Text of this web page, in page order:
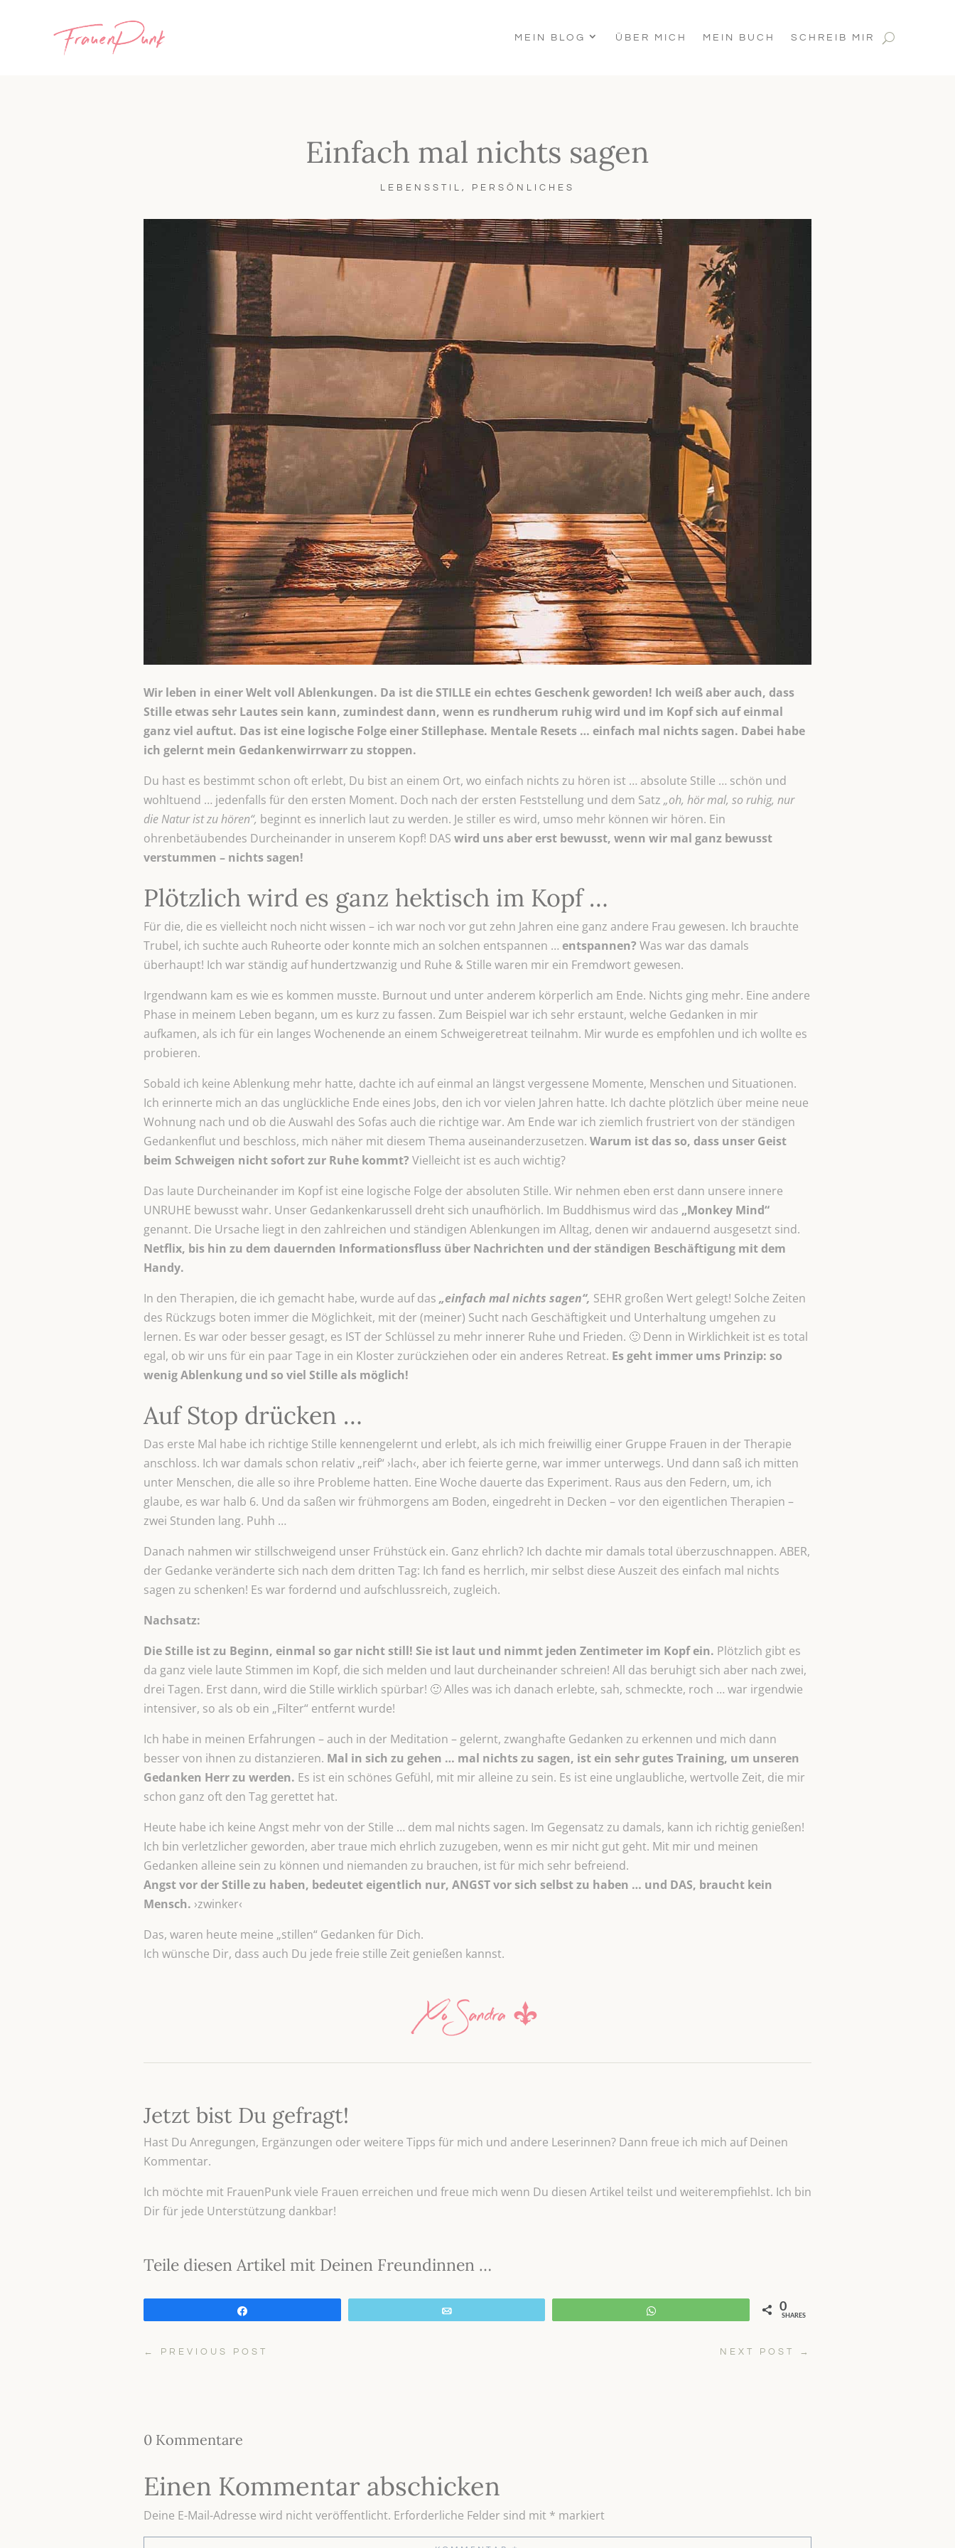
MEIN BLOG ÜBER MICH MEIN BUCH SCHREIB MIR
Einfach mal nichts sagen
LEBENSSTIL , PERSÖNLICHES
Wir leben in einer Welt voll Ablenkungen. Da ist die STILLE ein echtes Geschenk geworden! Ich weiß aber auch, dass
Stille etwas sehr Lautes sein kann, zumindest dann, wenn es rundherum ruhig wird und im Kopf sich auf einmal
ganz viel auftut. Das ist eine logische Folge einer Stillephase. Mentale Resets … einfach mal nichts sagen. Dabei habe
ich gelernt mein Gedankenwirrwarr zu stoppen.
Du hast es bestimmt schon oft erlebt, Du bist an einem Ort, wo einfach nichts zu hören ist … absolute Stille … schön und
wohltuend … jedenfalls für den ersten Moment. Doch nach der ersten Feststellung und dem Satz „oh, hör mal, so ruhig, nur
die Natur ist zu hören“, beginnt es innerlich laut zu werden. Je stiller es wird, umso mehr können wir hören. Ein
ohrenbetäubendes Durcheinander in unserem Kopf! DAS wird uns aber erst bewusst, wenn wir mal ganz bewusst
verstummen – nichts sagen!
Plötzlich wird es ganz hektisch im Kopf …
Für die, die es vielleicht noch nicht wissen – ich war noch vor gut zehn Jahren eine ganz andere Frau gewesen. Ich brauchte
Trubel, ich suchte auch Ruheorte oder konnte mich an solchen entspannen … entspannen? Was war das damals
überhaupt! Ich war ständig auf hundertzwanzig und Ruhe & Stille waren mir ein Fremdwort gewesen.
Irgendwann kam es wie es kommen musste. Burnout und unter anderem körperlich am Ende. Nichts ging mehr. Eine andere
Phase in meinem Leben begann, um es kurz zu fassen. Zum Beispiel war ich sehr erstaunt, welche Gedanken in mir
aufkamen, als ich für ein langes Wochenende an einem Schweigeretreat teilnahm. Mir wurde es empfohlen und ich wollte es
probieren.
Sobald ich keine Ablenkung mehr hatte, dachte ich auf einmal an längst vergessene Momente, Menschen und Situationen.
Ich erinnerte mich an das unglückliche Ende eines Jobs, den ich vor vielen Jahren hatte. Ich dachte plötzlich über meine neue
Wohnung nach und ob die Auswahl des Sofas auch die richtige war. Am Ende war ich ziemlich frustriert von der ständigen
Gedankenflut und beschloss, mich näher mit diesem Thema auseinanderzusetzen. Warum ist das so, dass unser Geist
beim Schweigen nicht sofort zur Ruhe kommt? Vielleicht ist es auch wichtig?
Das laute Durcheinander im Kopf ist eine logische Folge der absoluten Stille. Wir nehmen eben erst dann unsere innere
UNRUHE bewusst wahr. Unser Gedankenkarussell dreht sich unaufhörlich. Im Buddhismus wird das „Monkey Mind“
genannt. Die Ursache liegt in den zahlreichen und ständigen Ablenkungen im Alltag, denen wir andauernd ausgesetzt sind.
Netflix, bis hin zu dem dauernden Informationsfluss über Nachrichten und der ständigen Beschäftigung mit dem
Handy.
In den Therapien, die ich gemacht habe, wurde auf das „einfach mal nichts sagen“, SEHR großen Wert gelegt! Solche Zeiten
des Rückzugs boten immer die Möglichkeit, mit der (meiner) Sucht nach Geschäftigkeit und Unterhaltung umgehen zu
lernen. Es war oder besser gesagt, es IST der Schlüssel zu mehr innerer Ruhe und Frieden. 🙂 Denn in Wirklichkeit ist es total
egal, ob wir uns für ein paar Tage in ein Kloster zurückziehen oder ein anderes Retreat. Es geht immer ums Prinzip: so
wenig Ablenkung und so viel Stille als möglich!
Auf Stop drücken …
Das erste Mal habe ich richtige Stille kennengelernt und erlebt, als ich mich freiwillig einer Gruppe Frauen in der Therapie
anschloss. Ich war damals schon relativ „reif“ ›lach‹, aber ich feierte gerne, war immer unterwegs. Und dann saß ich mitten
unter Menschen, die alle so ihre Probleme hatten. Eine Woche dauerte das Experiment. Raus aus den Federn, um, ich
glaube, es war halb 6. Und da saßen wir frühmorgens am Boden, eingedreht in Decken – vor den eigentlichen Therapien –
zwei Stunden lang. Puhh …
Danach nahmen wir stillschweigend unser Frühstück ein. Ganz ehrlich? Ich dachte mir damals total überzuschnappen. ABER,
der Gedanke veränderte sich nach dem dritten Tag: Ich fand es herrlich, mir selbst diese Auszeit des einfach mal nichts
sagen zu schenken! Es war fordernd und aufschlussreich, zugleich.
Nachsatz:
Die Stille ist zu Beginn, einmal so gar nicht still! Sie ist laut und nimmt jeden Zentimeter im Kopf ein. Plötzlich gibt es
da ganz viele laute Stimmen im Kopf, die sich melden und laut durcheinander schreien! All das beruhigt sich aber nach zwei,
drei Tagen. Erst dann, wird die Stille wirklich spürbar! 🙂 Alles was ich danach erlebte, sah, schmeckte, roch … war irgendwie
intensiver, so als ob ein „Filter“ entfernt wurde!
Ich habe in meinen Erfahrungen – auch in der Meditation – gelernt, zwanghafte Gedanken zu erkennen und mich dann
besser von ihnen zu distanzieren. Mal in sich zu gehen … mal nichts zu sagen, ist ein sehr gutes Training, um unseren
Gedanken Herr zu werden. Es ist ein schönes Gefühl, mit mir alleine zu sein. Es ist eine unglaubliche, wertvolle Zeit, die mir
schon ganz oft den Tag gerettet hat.
Heute habe ich keine Angst mehr von der Stille … dem mal nichts sagen. Im Gegensatz zu damals, kann ich richtig genießen!
Ich bin verletzlicher geworden, aber traue mich ehrlich zuzugeben, wenn es mir nicht gut geht. Mit mir und meinen
Gedanken alleine sein zu können und niemanden zu brauchen, ist für mich sehr befreiend.
Angst vor der Stille zu haben, bedeutet eigentlich nur, ANGST vor sich selbst zu haben … und DAS, braucht kein
Mensch. ›zwinker‹
Das, waren heute meine „stillen“ Gedanken für Dich.
Ich wünsche Dir, dass auch Du jede freie stille Zeit genießen kannst.
Jetzt bist Du gefragt!
Hast Du Anregungen, Ergänzungen oder weitere Tipps für mich und andere Leserinnen? Dann freue ich mich auf Deinen
Kommentar.
Ich möchte mit FrauenPunk viele Frauen erreichen und freue mich wenn Du diesen Artikel teilst und weiterempfiehlst. Ich bin
Dir für jede Unterstützung dankbar!
Teile diesen Artikel mit Deinen Freundinnen …
0
SHARES
← PREVIOUS POST NEXT POST →
0 Kommentare
Einen Kommentar abschicken
Deine E-Mail-Adresse wird nicht veröffentlicht. Erforderliche Felder sind mit * markiert